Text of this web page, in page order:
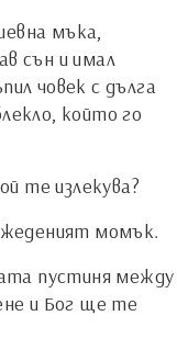
мъка,
сън и имал
човек с дълга
който го
те излекува?
момък.
пустиня между
и Бог ще те